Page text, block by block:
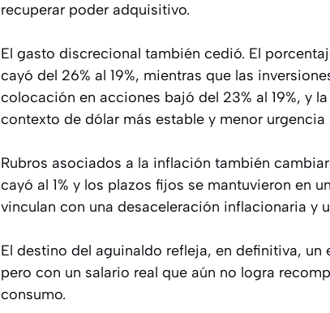
recuperar poder adquisitivo.
El gasto discrecional también cedió. El
cayó del 26% al 19%, mientras que las
colocación en acciones bajó del 23% al 19%, y
contexto de dólar más estable y menor urgencia
Rubros asociados a la inflación también
cayó al 1% y los plazos fijos se mantuvieron en
vinculan con una desaceleración inflacionaria y
El destino del aguinaldo refleja, en definitiva,
pero con un salario real que aún no logra
consumo.